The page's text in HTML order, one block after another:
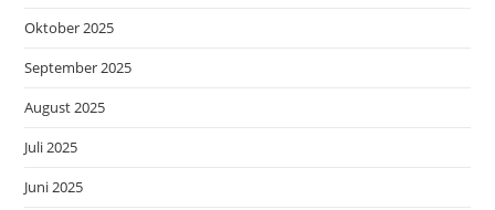
Oktober 2025
September 2025
August 2025
Juli 2025
Juni 2025